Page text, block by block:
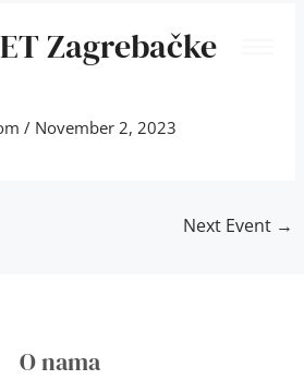
Zagrebačke
/ November 2, 2023
Next Event →
O nama